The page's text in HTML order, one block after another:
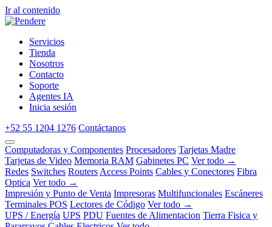
Ir al contenido
Servicios
Tienda
Nosotros
Contacto
Soporte
Agentes IA
Inicia sesión
+52 55 1204 1276 Contáctanos
Computadoras y Componentes Procesadores Tarjetas Madre
Tarjetas de Video Memoria RAM Gabinetes PC Ver todo →
Redes Switches Routers Access Points Cables y Conectores Fibra
Optica Ver todo →
Impresión y Punto de Venta Impresoras Multifuncionales Escáneres
Terminales POS Lectores de Código Ver todo →
UPS / Energía UPS PDU Fuentes de Alimentacion Tierra Fisica y